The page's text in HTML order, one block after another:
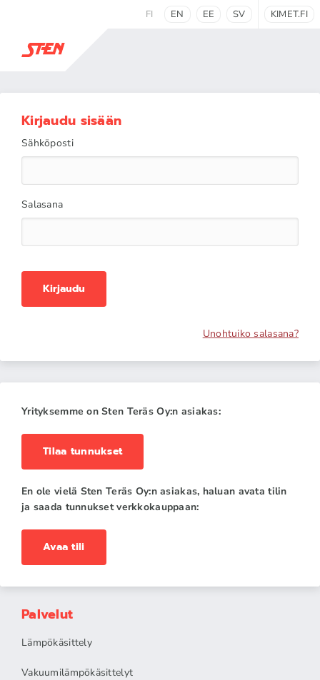
FI EN EE SV KIMET.FI
Kirjaudu sisään
Sähköposti
Salasana
Kirjaudu
Unohtuiko salasana?
Yrityksemme on Sten Teräs Oy:n asiakas:
Tilaa tunnukset
En ole vielä Sten Teräs Oy:n asiakas, haluan avata tilin
ja saada tunnukset verkkokauppaan:
Avaa tili
Palvelut
Lämpökäsittely
Vakuumilämpökäsittelyt